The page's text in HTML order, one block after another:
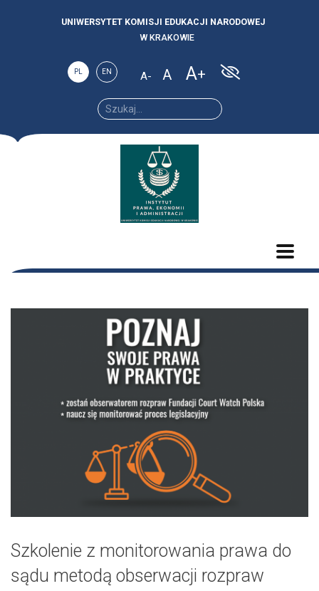
UNIWERSYTET KOMISJI EDUKACJI NARODOWEJ
W KRAKOWIE
PL EN
A
A
font
size.
A
font
size.
Szkolenie z monitorowania prawa do
sądu metodą obserwacji rozpraw